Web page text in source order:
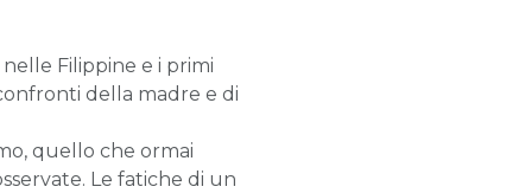
Filippine e i primi
della madre e di
quello che ormai
Le fatiche di un